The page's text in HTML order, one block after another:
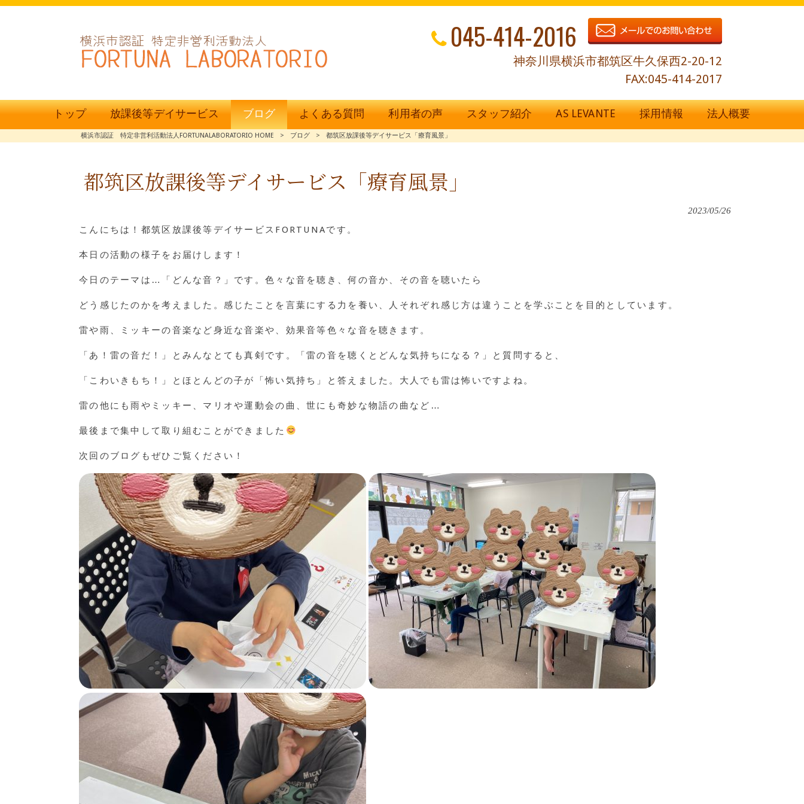
045-414-2016
神奈川県横浜市都筑区牛久保西2-20-12
FAX:045-414-2017
トップ 放課後等デイサービス ブログ よくある質問 利用者の声 スタッフ紹介 AS LEVANTE 採用情報 法人概要
横浜市認証 特定非営利活動法人FORTUNALABORATORIO HOME > ブログ > 都筑区放課後等デイサービス「療育風景」
都筑区放課後等デイサービス「療育風景」
2023/05/26
こんにちは！都筑区放課後等デイサービスFORTUNAです。
本日の活動の様子をお届けします！
今日のテーマは…「どんな音？」です。色々な音を聴き、何の音か、その音を聴いたら
どう感じたのかを考えました。感じたことを言葉にする力を養い、人それぞれ感じ方は違うことを学ぶことを目的としています。
雷や雨、ミッキーの音楽など身近な音楽や、効果音等色々な音を聴きます。
「あ！雷の音だ！」とみんなとても真剣です。「雷の音を聴くとどんな気持ちになる？」と質問すると、
「こわいきもち！」とほとんどの子が「怖い気持ち」と答えました。大人でも雷は怖いですよね。
雷の他にも雨やミッキー、マリオや運動会の曲、世にも奇妙な物語の曲など…
最後まで集中して取り組むことができました
次回のブログもぜひご覧ください！